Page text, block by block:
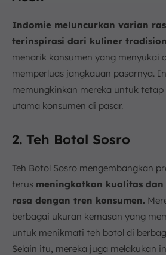
Indomie meluncurkan varian
terinspirasi dari kuliner
menarik konsumen yang menyukai
memperluas jangkauan pasarnya.
memungkinkan mereka untuk
utama konsumen di pasar.
2. Teh Botol Sosro
Teh Botol Sosro mengembangkan
terus meningkatkan kualitas dan
rasa dengan tren konsumen.
berbagai ukuran kemasan yang
untuk menikmati teh botol di
Selain itu, mereka juga melakukan